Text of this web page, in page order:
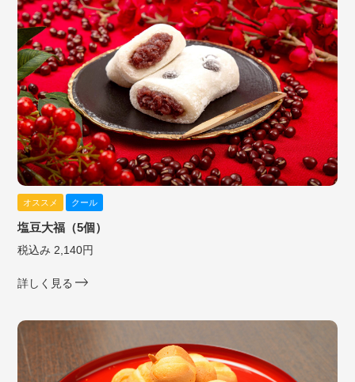
オススメ クール
塩豆大福（5個）
税込み 2,140円
詳しく見る